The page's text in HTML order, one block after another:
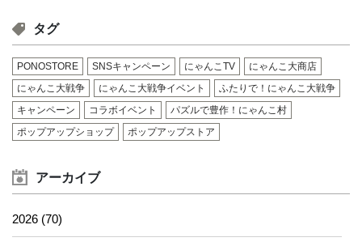
タグ
PONOSTORE SNSキャンペーン にゃんこTV
にゃんこ大商店
にゃんこ大戦争
にゃんこ大戦争イベント
ふたりで！にゃんこ大戦争
キャンペーン
コラボイベント
パズルで豊作！にゃんこ村
ポップアップショップ
ポップアップストア
アーカイブ
2026 (70)